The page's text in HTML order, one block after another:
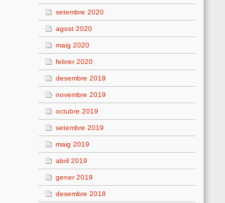
setembre 2020
agost 2020
maig 2020
febrer 2020
desembre 2019
novembre 2019
octubre 2019
setembre 2019
maig 2019
abril 2019
gener 2019
desembre 2018